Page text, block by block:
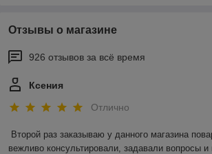
Отзывы о магазине
926 отзывов за всё время
Ксения
Отлично
Второй раз заказываю у данного магазина
вежливо консультировали, задавали вопросы и